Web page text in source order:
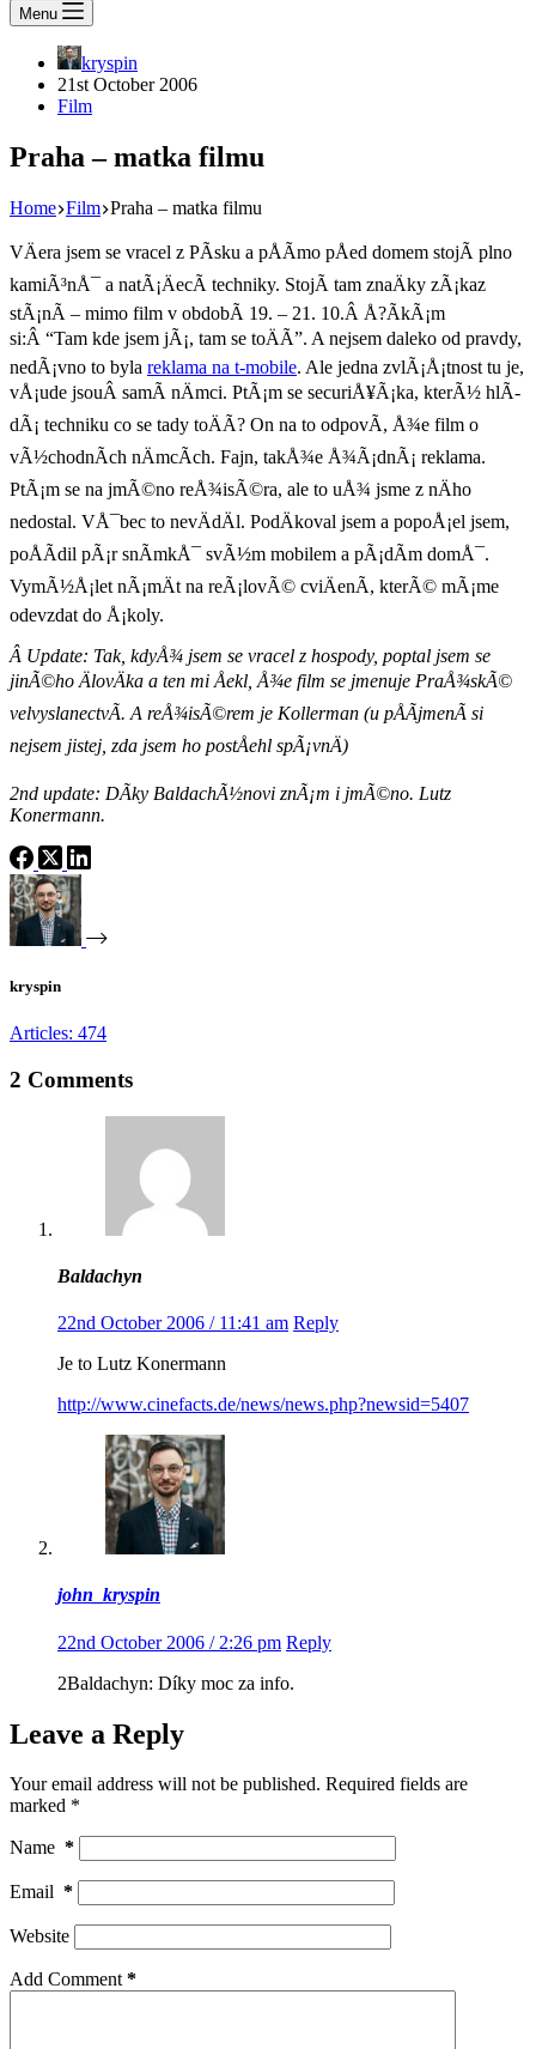
Menu
kryspin
21st October 2006
Film
Praha – matka filmu
Home Film Praha – matka filmu
VÄera jsem se vracel z PÃ­sku a pÅÃ­mo pÅed domem stojÃ­ plno
kamiÃ³nÅ¯ a natÃ¡ÄecÃ­ techniky. StojÃ­ tam znaÄky zÃ¡kaz
stÃ¡nÃ­ – mimo film v obdobÃ­ 19. – 21. 10.Â Å?Ã­kÃ¡m
si:Â “Tam kde jsem jÃ¡, tam se toÄÃ­”. A nejsem daleko od pravdy,
nedÃ¡vno to byla reklama na t-mobile. Ale jedna zvlÃ¡Å¡tnost tu je,
vÅ¡ude jsouÂ samÃ­ nÄmci. PtÃ¡m se securiÅ¥Ã¡ka, kterÃ½ hlÃ­
dÃ¡ techniku co se tady toÄÃ­? On na to odpovÃ­, Å¾e film o
vÃ½chodnÃ­ch nÄmcÃ­ch. Fajn, takÅ¾e Å¾Ã¡dnÃ¡ reklama.
PtÃ¡m se na jmÃ©no reÅ¾isÃ©ra, ale to uÅ¾ jsme z nÄho
nedostal. VÅ¯bec to nevÄdÄl. PodÄkoval jsem a popoÅ¡el jsem,
poÅÃ­dil pÃ¡r snÃ­mkÅ¯ svÃ½m mobilem a pÃ¡dÃ­m domÅ¯.
VymÃ½Å¡let nÃ¡mÄt na reÃ¡lovÃ© cviÄenÃ­, kterÃ© mÃ¡me
odevzdat do Å¡koly.
Â Update: Tak, kdyÅ¾ jsem se vracel z hospody, poptal jsem se
jinÃ©ho ÄlovÄka a ten mi Åekl, Å¾e film se jmenuje PraÅ¾skÃ©
velvyslanectvÃ­. A reÅ¾isÃ©rem je Kollerman (u pÅÃ­jmenÃ­ si
nejsem jistej, zda jsem ho postÅehl spÃ¡vnÄ)
2nd update: DÃ­ky BaldachÃ½novi znÃ¡m i jmÃ©no. Lutz
Konermann.
kryspin
Articles: 474
2 Comments
Baldachyn
22nd October 2006 / 11:41 am Reply
Je to Lutz Konermann
http://www.cinefacts.de/news/news.php?newsid=5407
john_kryspin
22nd October 2006 / 2:26 pm Reply
2Baldachyn: Díky moc za info.
Leave a Reply
Your email address will not be published. Required fields are
marked *
Name *
Email *
Website
Add Comment*